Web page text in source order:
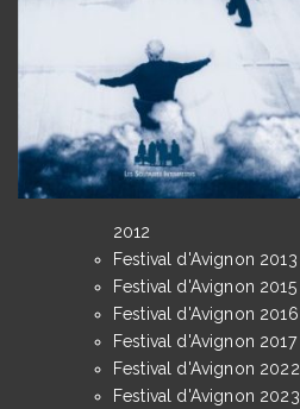
2012
Festival d'Avignon 2013
Festival d'Avignon 2015
Festival d'Avignon 2016
Festival d'Avignon 2017
Festival d'Avignon 2022
Festival d'Avignon 2023